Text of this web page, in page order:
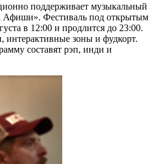
поддерживает музыкальный
Афиши». Фестиваль под открытым
в 12:00 и продлится до 23:00.
интерактивные зоны и фудкорт.
составят рэп, инди и